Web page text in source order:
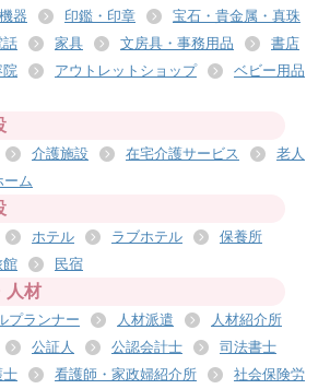
器 印鑑・印章
宝石・貴金属・真珠
話 家具 文房具・事務用品
書店
院 アウトレットショップ
ベビー用品
介護施設 在宅介護サービス
老人
ーム
ホテル ラブホテル
保養所
館 民宿
人材
プランナー 人材派遣
人材紹介所
公証人 公認会計士
司法書士
士 看護師・家政婦紹介所
社会保険労